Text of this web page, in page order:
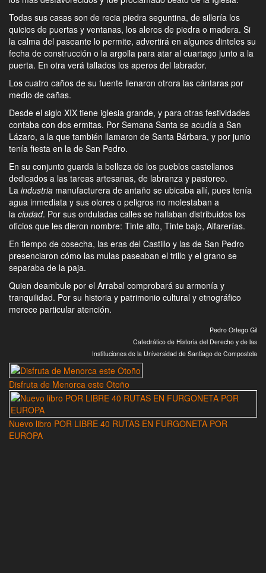
Todas sus casas son de recia piedra seguntina, de sillería los
quicios de puertas y ventanas, los aleros de piedra o madera. Si
la calma del paseante lo permite, advertirá en algunos dinteles su
fecha de construcción o la argolla para atar al cuartago junto a la
puerta. En otra verá tallados los aperos del labrador.
Los cuatro caños de su fuente llenaron otrora las cántaras por
medio de cañas.
Desde el siglo XIX tiene iglesia grande, y para otras festividades
contaba con dos ermitas. Por Semana Santa se acudía a San
Lázaro, a la que también llamaron de Santa Bárbara, y por junio
tenía fiesta en la de San Pedro.
En su conjunto guarda la belleza de los pueblos castellanos
dedicados a las tareas artesanas, de labranza y pastoreo.
La industria manufacturera de antaño se ubicaba allí, pues tenía
agua inmediata y sus olores o peligros no molestaban a
la ciudad. Por sus onduladas calles se hallaban distribuidos los
oficios que les dieron nombre: Tinte alto, Tinte bajo, Alfarerías.
En tiempo de cosecha, las eras del Castillo y las de San Pedro
presenciaron cómo las mulas paseaban el trillo y el grano se
separaba de la paja.
Quien deambule por el Arrabal comprobará su armonía y
tranquilidad. Por su historia y patrimonio cultural y etnográfico
merece particular atención.
Pedro Ortego Gil
Catedrático de Historia del Derecho y de las
Instituciones de la Universidad de Santiago de Compostela
Disfruta de Menorca este Otoño
Nuevo libro POR LIBRE 40 RUTAS EN FURGONETA POR
EUROPA